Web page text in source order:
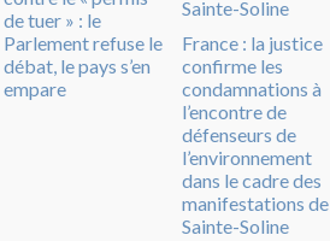
de tuer » : le
Parlement refuse le
débat, le pays s’en
empare
France : la justice
confirme les
condamnations à
l’encontre de
défenseurs de
l’environnement
dans le cadre des
manifestations de
Sainte-Soline